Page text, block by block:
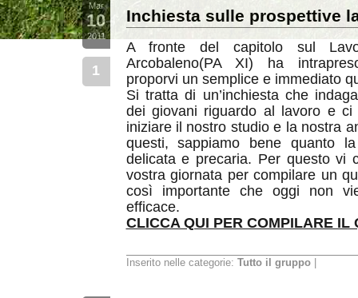
Mar
10
2011
1
Inchiesta sulle prospettive
A fronte del capitolo sul
Arcobaleno(PA XI) ha
proporvi un semplice e immediato
Si tratta di un’inchiesta che
dei giovani riguardo al lavoro e
iniziare il nostro studio e la nostra
questi, sappiamo bene quanto
delicata e precaria. Per questo vi
vostra giornata per compilare un
così importante che oggi non
efficace.
CLICCA QUI PER COMPILARE IL
Inserito nelle categorie: Tutto il gruppo|